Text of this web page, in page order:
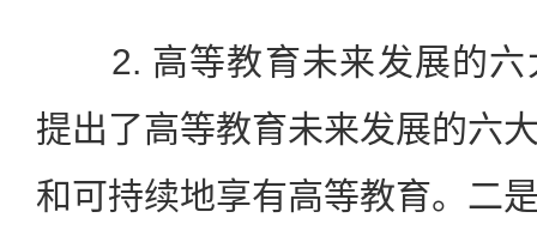
2. 高等教育未来发展的六
提出了高等教育未来发展的六
和可持续地享有高等教育。二